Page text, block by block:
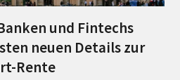
und Fintechs
neuen Details zur
Rente